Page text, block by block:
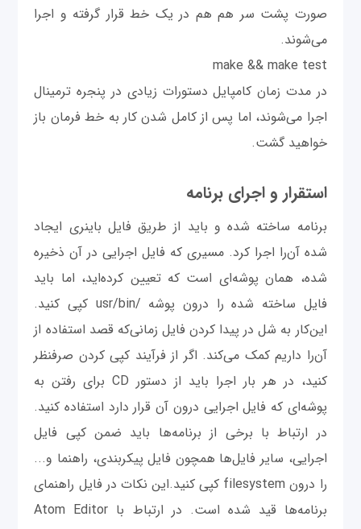
صورت پشت سر هم هم در یک خط قرار گرفته و اجرا
می‌شوند.
make && make test
در مدت زمان کامپایل دستورات زیادی در پنجره ترمینال
اجرا می‌شوند، اما پس از کامل شدن کار به خط فرمان باز
خواهید گشت.
استقرار و اجرای برنامه
برنامه ساخته شده و باید از طریق فایل باینری ایجاد
شده آن‌را اجرا کرد. مسیری که فایل اجرایی در آن ذخیره
شده، همان پوشه‌ای است که تعیین کرده‌اید، اما باید
فایل ساخته شده را درون پوشه /usr/bin کپی کنید.
این‌کار به شل در پیدا کردن فایل زمانی‌که قصد استفاده از
آن‌را داریم کمک می‌کند. اگر از فرآیند کپی کردن صرفنظر
کنید، در هر بار اجرا باید از دستور CD برای رفتن به
پوشه‌ای که فایل اجرایی درون آن قرار دارد استفاده کنید.
در ارتباط با برخی از برنامه‌ها باید ضمن کپی فایل
اجرایی، سایر فایل‌ها همچون فایل پیکربندی، راهنما و...
را درون filesystem کپی کنید.این نکات در فایل راهنمای
برنامه‌ها قید شده است. در ارتباط با Atom Editor